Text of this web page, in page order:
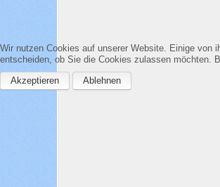
Wir nutzen Cookies auf unserer Website. Einige von
entscheiden, ob Sie die Cookies zulassen möchten.
Akzeptieren
Ablehnen